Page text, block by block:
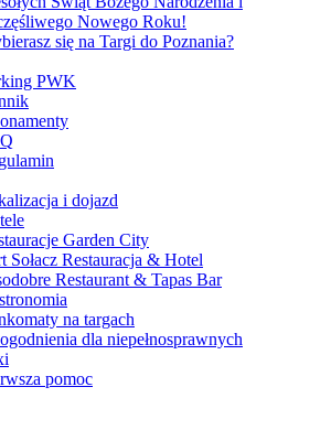
Nowego Roku!
się na Targi do Poznania?
PWK
i dojazd
Garden City
Sołacz Restauracja & Hotel
Restaurant & Tapas Bar
na targach
dla niepełnosprawnych
pomoc